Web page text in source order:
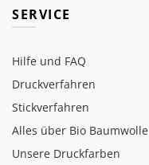
SERVICE
Hilfe und FAQ
Druckverfahren
Stickverfahren
Alles über Bio Baumwolle
Unsere Druckfarben